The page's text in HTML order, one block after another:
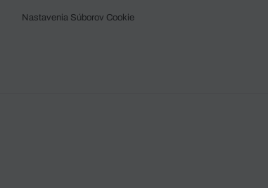
Nastavenia Súborov Cookie